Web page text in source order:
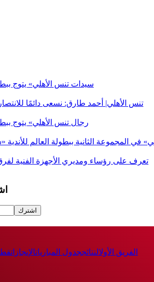
«سيدات تنس الأهلي» يتوج
تنس الأهلي| أحمد طارق: نسعى دائمًا
«رجال تنس الأهلي» يتوج
تعرف على رؤساء ومديري الأجهزة الفنية
اشترك
الفريق الأولالنتائججدول المبارياتالإنجازات